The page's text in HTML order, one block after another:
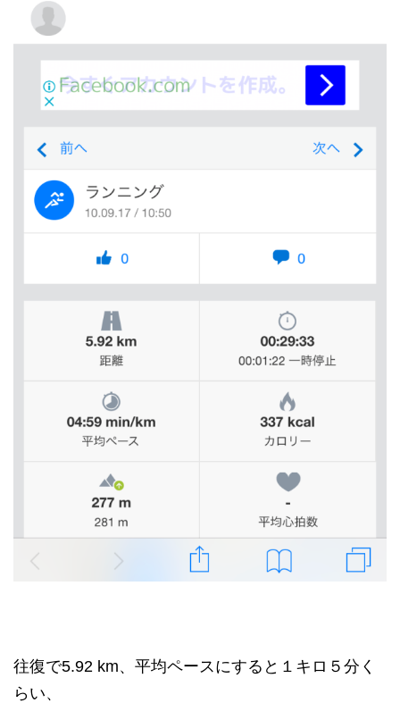
往復で5.92 km、平均ペースにすると１キロ５分く
らい、